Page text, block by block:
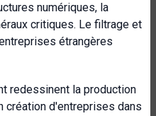
numériques, la
critiques. Le filtrage et
étrangères
redessinent la production
création d'entreprises dans